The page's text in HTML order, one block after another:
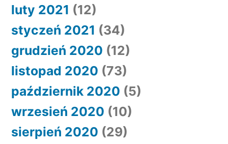
luty 2021 (12)
styczeń 2021 (34)
grudzień 2020 (12)
listopad 2020 (73)
październik 2020 (5)
wrzesień 2020 (10)
sierpień 2020 (29)